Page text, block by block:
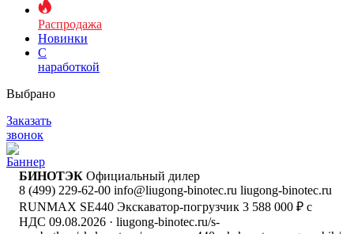
Распродажа
Новинки
С
наработкой
Выбрано
Заказать
звонок
БИНОТЭК Официальный дилер
8 (499) 229-62-00 info@liugong-binotec.ru liugong-binotec.ru
RUNMAX SE440 Экскаватор-погрузчик 3 588 000 ₽ с
НДС 09.08.2026 · liugong-binotec.ru/s-